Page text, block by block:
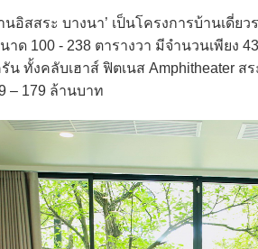
สระ บางนา’ เป็นโครงการบ้านเดี่ย
ด 100 - 238 ตารางวา มีจำนวนเพียง
ทั้งคลับเฮาส์ ฟิตเนส Amphitheater
– 179 ล้านบาท